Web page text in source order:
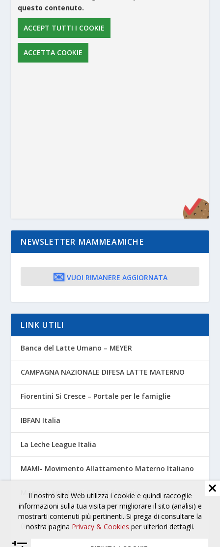
questo contenuto.
ACCEPT TUTTI I COOKIE
ACCETTA COOKIE
NEWSLETTER MAMMEAMICHE
✉️ VUOI RIMANERE AGGIORNATA
LINK UTILI
Banca del Latte Umano – MEYER
CAMPAGNA NAZIONALE DIFESA LATTE MATERNO
Fiorentini Si Cresce – Portale per le famiglie
IBFAN Italia
La Leche League Italia
MAMI- Movimento Allattamento Materno Italiano
Mamme Amiche di Campi Bisenzio
OMS – Organizzazione Mondiale della Sanità
(inglese)
Il nostro sito Web utilizza i cookie e quindi raccoglie
informazioni sulla tua visita per migliorare il sito (analisi) e
mostrarti contenuti più pertinenti. Si prega di consultare la
nostra pagina Privacy & Cookies per ulteriori dettagli.